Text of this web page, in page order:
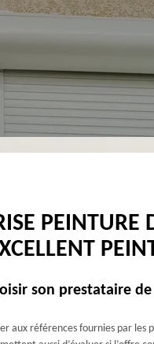
PEINTURE
son prestataire
aux références fournies par